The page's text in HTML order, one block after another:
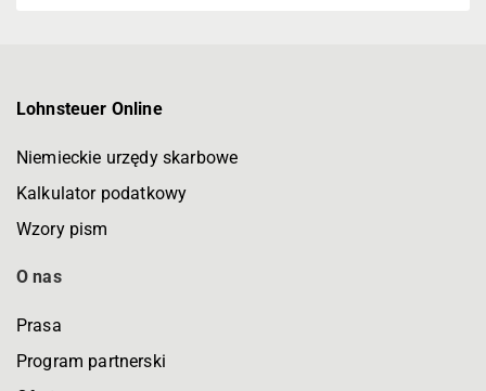
Lohnsteuer Online
Niemieckie urzędy skarbowe
Kalkulator podatkowy
Wzory pism
O nas
Prasa
Program partnerski